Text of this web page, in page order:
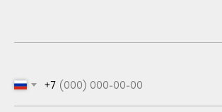
+7